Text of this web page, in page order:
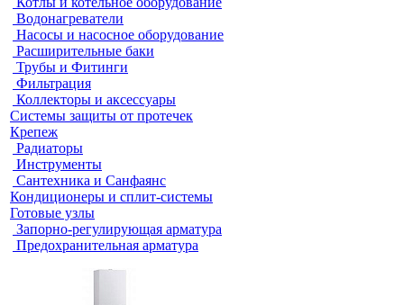
Водонагреватели
Насосы и насосное оборудование
Расширительные баки
Трубы и Фитинги
Фильтрация
Коллекторы и аксессуары
Системы защиты от протечек
Крепеж
Радиаторы
Инструменты
Сантехника и Санфаянс
Кондиционеры и сплит-системы
Готовые узлы
Запорно-регулирующая арматура
Предохранительная арматура